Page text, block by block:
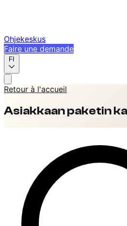
Ohjekeskus
Faire une demande
FI
Retour à l'accueil
Asiakkaan paketin